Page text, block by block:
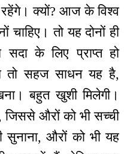
रहेंगे। क्यों? आज के विश्व
चाहिए। तो यह दोनों ही
सदा के लिए प्राप्त हो
तो सहज साधन यह है,
बहुत खुशी मिलेगी।
औरों को भी सच्ची
औरों को भी यह